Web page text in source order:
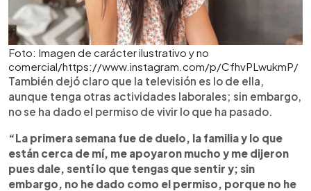
Foto: Imagen de carácter ilustrativo y no
comercial/https://www.instagram.com/p/CfhvPLwukmP/
También dejó claro que la televisión es lo de ella,
aunque tenga otras actividades laborales; sin embargo,
no se ha dado el permiso de vivir lo que ha pasado.
“La primera semana fue de duelo, la familia y lo que
están cerca de mí, me apoyaron mucho y me dijeron
pues dale, sentí lo que tengas que sentir y; sin
embargo, no he dado como el permiso, porque no he